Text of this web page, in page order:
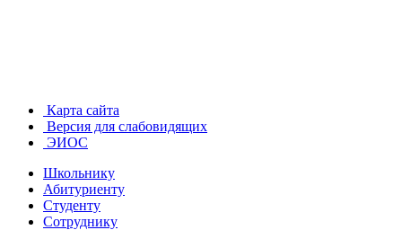
Карта сайта
Версия для слабовидящих
ЭИОС
Школьнику
Абитуриенту
Студенту
Сотруднику